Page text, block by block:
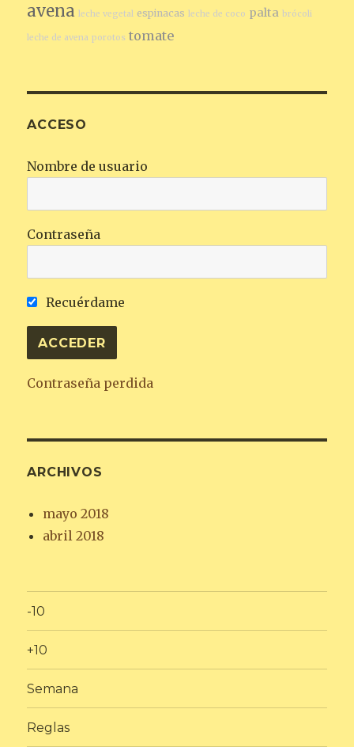
avena leche vegetal espinacas leche de coco palta brócoli
leche de avena porotos tomate
ACCESO
Nombre de usuario
Contraseña
Recuérdame
Contraseña perdida
ARCHIVOS
mayo 2018
abril 2018
-10
+10
Semana
Reglas